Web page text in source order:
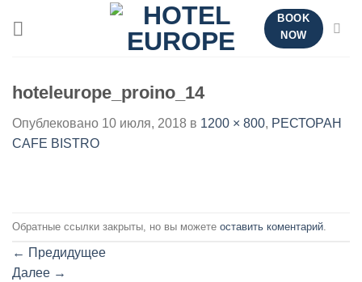
BOOK
NOW
hoteleurope_proino_14
Опублековано 10 июля, 2018 в 1200 × 800, РЕСТОРАН
CAFE BISTRO
Обратные ссылки закрыты, но вы можете оставить коментарий
← Предидущее
Далее →